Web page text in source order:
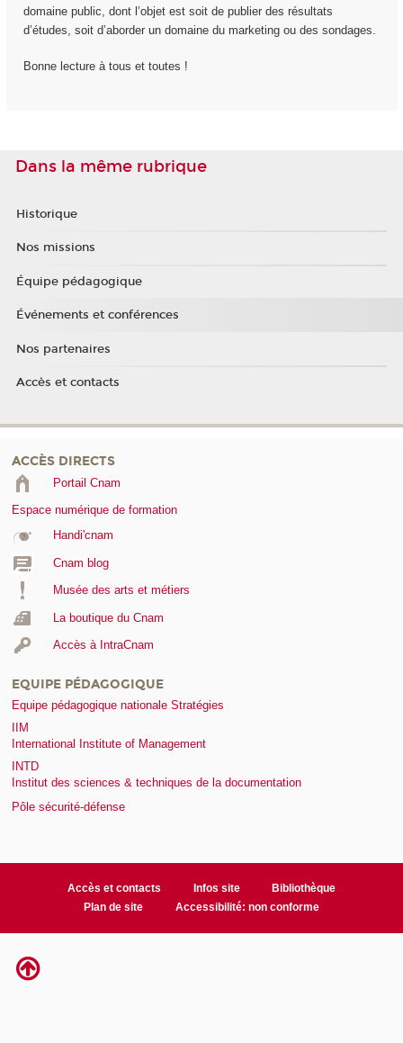
domaine public, dont l’objet est soit de publier des résultats
d’études, soit d’aborder un domaine du marketing ou des sondages.
Bonne lecture à tous et toutes !
Dans la même rubrique
Historique
Nos missions
Équipe pédagogique
Événements et conférences
Nos partenaires
Accès et contacts
ACCÈS DIRECTS
Portail Cnam
Espace numérique de formation
Handi'cnam
Cnam blog
Musée des arts et métiers
La boutique du Cnam
Accès à IntraCnam
EQUIPE PÉDAGOGIQUE
Equipe pédagogique nationale Stratégies
IIM
International Institute of Management
INTD
Institut des sciences & techniques de la documentation
Pôle sécurité-défense
Accès et contacts Infos site
Bibliothèque
Plan de site
Accessibilité: non conforme